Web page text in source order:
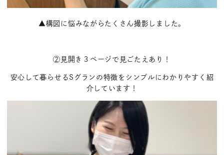
▲構図に悩みながらたくさん撮影しました。
②見開き３ページで見ごたえあり！
安心して暮らせるSグランの特徴をシンプルにわかりやすく紹
介しています！